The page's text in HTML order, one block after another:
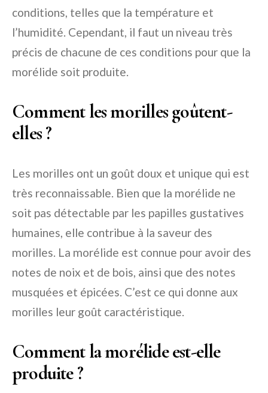
conditions, telles que la température et
l’humidité. Cependant, il faut un niveau très
précis de chacune de ces conditions pour que la
morélide soit produite.
Comment les morilles goûtent-
elles ?
Les morilles ont un goût doux et unique qui est
très reconnaissable. Bien que la morélide ne
soit pas détectable par les papilles gustatives
humaines, elle contribue à la saveur des
morilles. La morélide est connue pour avoir des
notes de noix et de bois, ainsi que des notes
musquées et épicées. C’est ce qui donne aux
morilles leur goût caractéristique.
Comment la morélide est-elle
produite ?